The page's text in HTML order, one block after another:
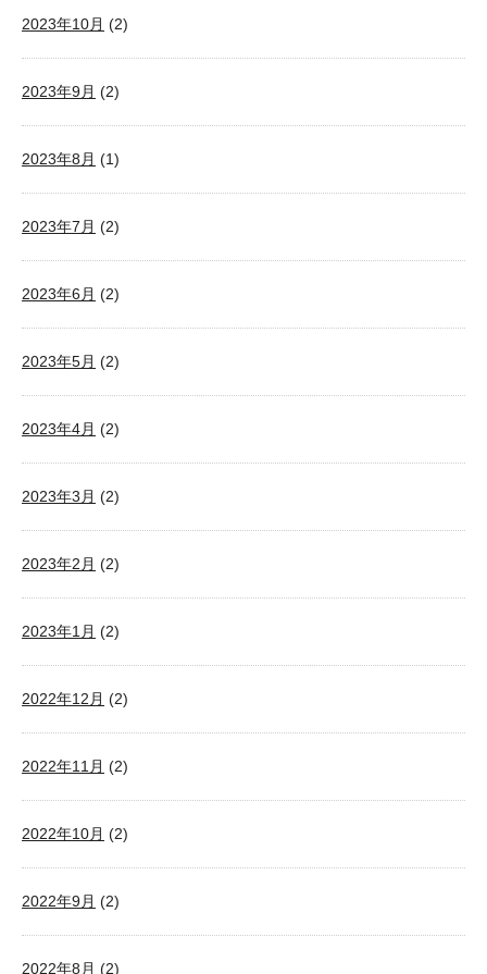
2023年10月 (2)
2023年9月 (2)
2023年8月 (1)
2023年7月 (2)
2023年6月 (2)
2023年5月 (2)
2023年4月 (2)
2023年3月 (2)
2023年2月 (2)
2023年1月 (2)
2022年12月 (2)
2022年11月 (2)
2022年10月 (2)
2022年9月 (2)
2022年8月 (2)